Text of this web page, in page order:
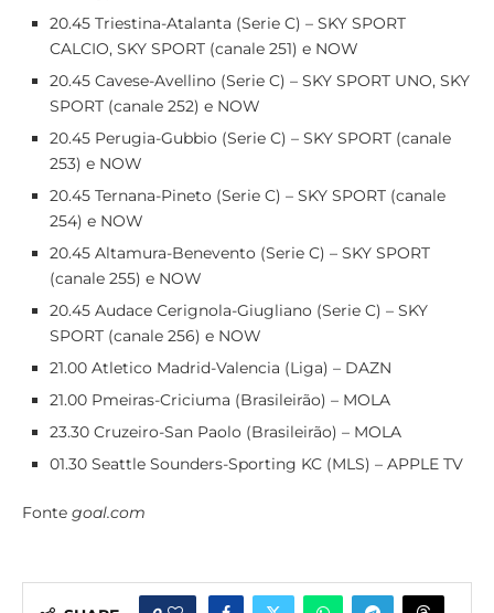
20.45 Triestina-Atalanta (Serie C) – SKY SPORT
CALCIO, SKY SPORT (canale 251) e NOW
20.45 Cavese-Avellino (Serie C) – SKY SPORT UNO, SKY
SPORT (canale 252) e NOW
20.45 Perugia-Gubbio (Serie C) – SKY SPORT (canale
253) e NOW
20.45 Ternana-Pineto (Serie C) – SKY SPORT (canale
254) e NOW
20.45 Altamura-Benevento (Serie C) – SKY SPORT
(canale 255) e NOW
20.45 Audace Cerignola-Giugliano (Serie C) – SKY
SPORT (canale 256) e NOW
21.00 Atletico Madrid-Valencia (Liga) – DAZN
21.00 Pmeiras-Criciuma (Brasileirão) – MOLA
23.30 Cruzeiro-San Paolo (Brasileirão) – MOLA
01.30 Seattle Sounders-Sporting KC (MLS) – APPLE TV
Fonte goal.com